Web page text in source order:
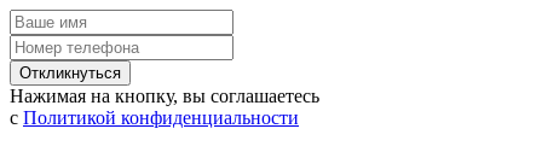
Откликнуться
Нажимая на кнопку, вы соглашаетесь
с Политикой конфиденциальности